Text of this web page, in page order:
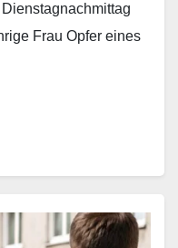
Frau Opfer eines